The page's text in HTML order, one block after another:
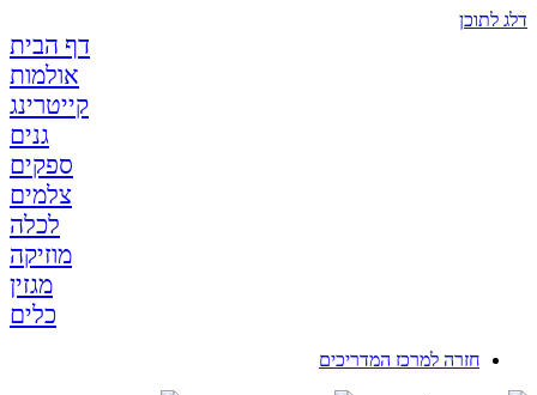
דלג לתוכן
דף הבית
אולמות
קייטרינג
גנים
ספקים
צלמים
לכלה
מוזיקה
מגזין
כלים
חזרה למרכז המדריכים